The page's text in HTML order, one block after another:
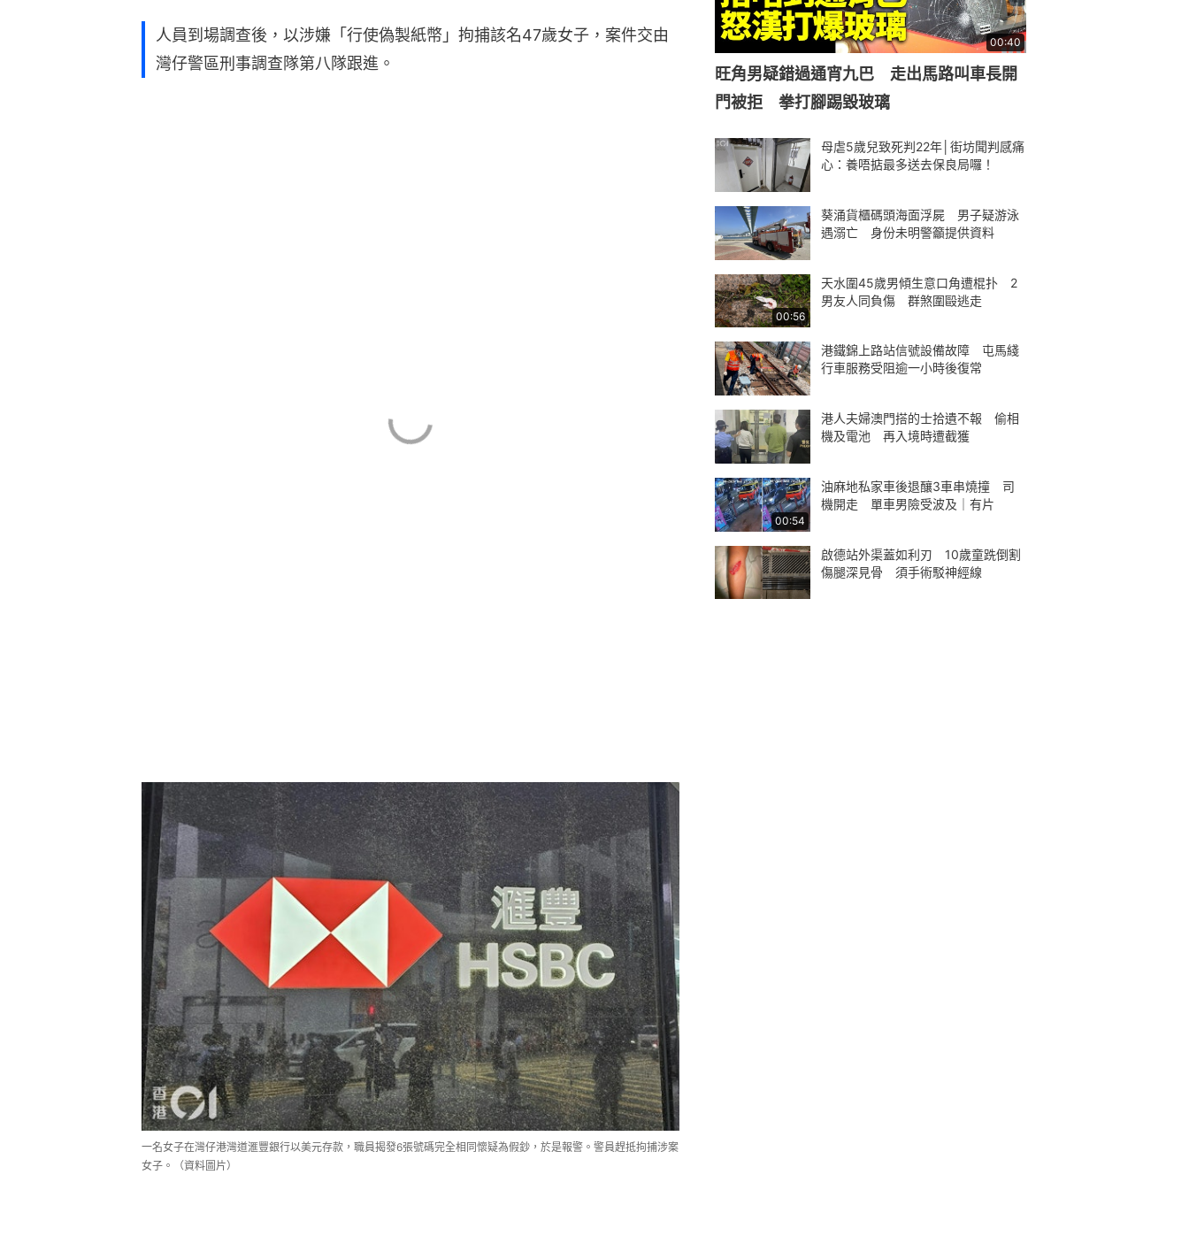
人員到場調查後，以涉嫌「行使偽製紙幣」拘捕該名47歲女子，案件交由
灣仔警區刑事調查隊第八隊跟進。
一名女子在灣仔港灣道滙豐銀行以美元存款，職員揭發6張號碼完全相同懷疑為假鈔，於是報警。警員趕抵拘捕涉案
女子。（資料圖片）
00:40
旺角男疑錯過通宵九巴 走出馬路叫車長開
門被拒 拳打腳踢毀玻璃
母虐5歲兒致死判22年│街坊聞判感痛
心：養唔掂最多送去保良局囉！
葵涌貨櫃碼頭海面浮屍 男子疑游泳
遇溺亡 身份未明警籲提供資料
00:56
天水圍45歲男傾生意口角遭棍扑 2
男友人同負傷 群煞圍毆逃走
港鐵錦上路站信號設備故障 屯馬綫
行車服務受阻逾一小時後復常
港人夫婦澳門搭的士拾遺不報 偷相
機及電池 再入境時遭截獲
00:54
油麻地私家車後退釀3車串燒撞 司
機開走 單車男險受波及｜有片
啟德站外渠蓋如利刃 10歲童跣倒割
傷腿深見骨 須手術駁神經線